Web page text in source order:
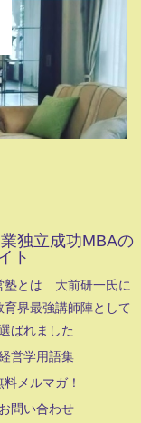
独立成功MBAの
ト
塾とは 大前研一氏に
育界最強講師陣として
ばれました
営学用語集
料メルマガ！
お問い合わせ